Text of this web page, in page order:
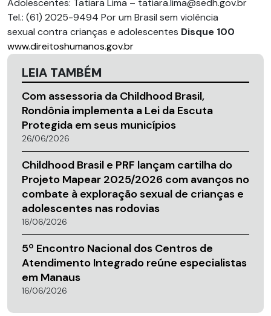
Adolescentes: Tatiara Lima – tatiara.lima@sedh.gov.br
Tel.: (61) 2025-9494 Por um Brasil sem violência
sexual contra crianças e adolescentes Disque 100
www.direitoshumanos.gov.br
LEIA TAMBÉM
Com assessoria da Childhood Brasil,
Rondônia implementa a Lei da Escuta
Protegida em seus municípios
26/06/2026
Childhood Brasil e PRF lançam cartilha do
Projeto Mapear 2025/2026 com avanços no
combate à exploração sexual de crianças e
adolescentes nas rodovias
16/06/2026
5º Encontro Nacional dos Centros de
Atendimento Integrado reúne especialistas
em Manaus
16/06/2026